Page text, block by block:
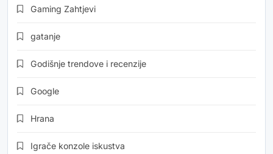
Gaming Zahtjevi
gatanje
Godišnje trendove i recenzije
Google
Hrana
Igrače konzole iskustva